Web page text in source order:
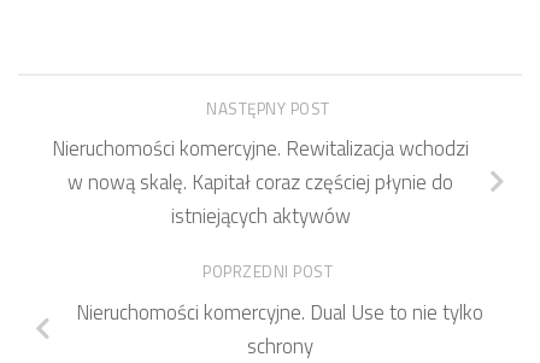
NASTĘPNY POST
Nieruchomości komercyjne. Rewitalizacja wchodzi
w nową skalę. Kapitał coraz częściej płynie do
istniejących aktywów
POPRZEDNI POST
Nieruchomości komercyjne. Dual Use to nie tylko
schrony